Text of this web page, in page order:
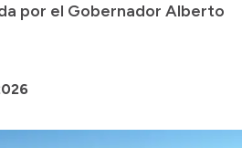
por el Gobernador Alberto